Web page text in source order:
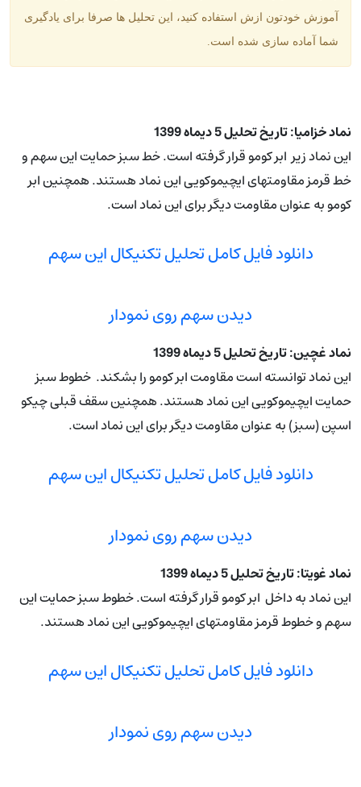
آموزش خودتون ازش استفاده کنید، این تحلیل ها صرفا برای یادگیری
شما آماده سازی شده است.
نماد خزامیا: تاریخ تحلیل 5 دیماه 1399
این نماد زیر ابر کومو قرار گرفته است. خط سبز حمایت این سهم و
خط قرمز مقاومتهای ایچیموکویی این نماد هستند. همچنین ابر
کومو به عنوان مقاومت دیگر برای این نماد است.
دانلود فایل کامل تحلیل تکنیکال این سهم
دیدن سهم روی نمودار
نماد غچین: تاریخ تحلیل 5 دیماه 1399
این نماد توانسته است مقاومت ابر کومو را بشکند. خطوط سبز
حمایت ایچیموکویی این نماد هستند. همچنین سقف قبلی چیکو
اسپن (سبز) به عنوان مقاومت دیگر برای این نماد است.
دانلود فایل کامل تحلیل تکنیکال این سهم
دیدن سهم روی نمودار
نماد غویتا: تاریخ تحلیل 5 دیماه 1399
این نماد به داخل ابر کومو قرار گرفته است. خطوط سبز حمایت این
سهم و خطوط قرمز مقاومتهای ایچیموکویی این نماد هستند.
دانلود فایل کامل تحلیل تکنیکال این سهم
دیدن سهم روی نمودار